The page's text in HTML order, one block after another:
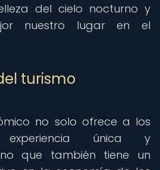
del cielo nocturno y
nuestro lugar en el
turismo
no solo ofrece a los
única y
que también tiene un